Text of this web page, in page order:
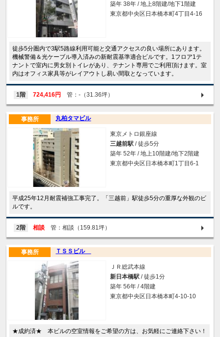
築年 38年 / 地上8階建/地下1階建
東京都中央区日本橋本町4丁目4-16
徒歩5分圏内で3駅5路線利用可能と交通アクセスの良い場所にあります。
機械警備＆光ケーブル導入済みの新耐震基準適合ビルです。1フロア1テ
ナントで室内に男女別トイレがあり、テナント専用でご利用頂けます。室
内はオフィス家具等がレイアウトし易い間取となっています。
1階 724,416円 管：-（31.36坪）
丸柏タマビル
事務所
東京メトロ銀座線
三越前駅 / 徒歩5分
築年 52年 / 地上10階建/地下2階建
東京都中央区日本橋本町1丁目6-1
平成25年12月耐震補強工事完了。「三越前」駅徒歩5分の重厚な外観のビ
ルです。
2階 相談 管：相談（159.81坪）
ＴＳＳビル
事務所
ＪＲ総武本線
新日本橋駅 / 徒歩1分
築年 56年 / 4階建
東京都中央区日本橋本町4-10-10
★成約済★ 本ビルの空室情報をご希望の方は、お気軽にご連絡下さい！